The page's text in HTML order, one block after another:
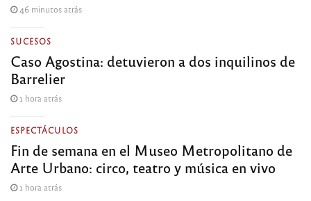
46 minutos atrás
SUCESOS
Caso Agostina: detuvieron a dos inquilinos de
Barrelier
1 hora atrás
ESPECTÁCULOS
Fin de semana en el Museo Metropolitano de
Arte Urbano: circo, teatro y música en vivo
1 hora atrás